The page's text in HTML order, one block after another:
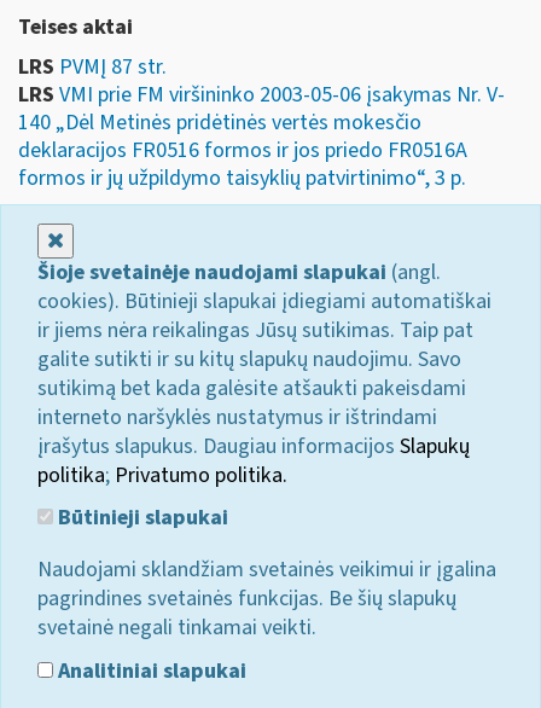
Teises aktai
LRS PVMĮ 87 str.
LRS VMI prie FM viršininko 2003-05-06 įsakymas Nr. V-
140 „Dėl Metinės pridėtinės vertės mokesčio
deklaracijos FR0516 formos ir jos priedo FR0516A
formos ir jų užpildymo taisyklių patvirtinimo“, 3 p.
Šioje svetainėje naudojami slapukai (angl.
cookies). Būtinieji slapukai įdiegiami automatiškai
ir jiems nėra reikalingas Jūsų sutikimas. Taip pat
galite sutikti ir su kitų slapukų naudojimu. Savo
sutikimą bet kada galėsite atšaukti pakeisdami
interneto naršyklės nustatymus ir ištrindami
įrašytus slapukus. Daugiau informacijos Slapukų
politika; Privatumo politika.
Būtinieji slapukai
Naudojami sklandžiam svetainės veikimui ir įgalina
pagrindines svetainės funkcijas. Be šių slapukų
svetainė negali tinkamai veikti.
Analitiniai slapukai